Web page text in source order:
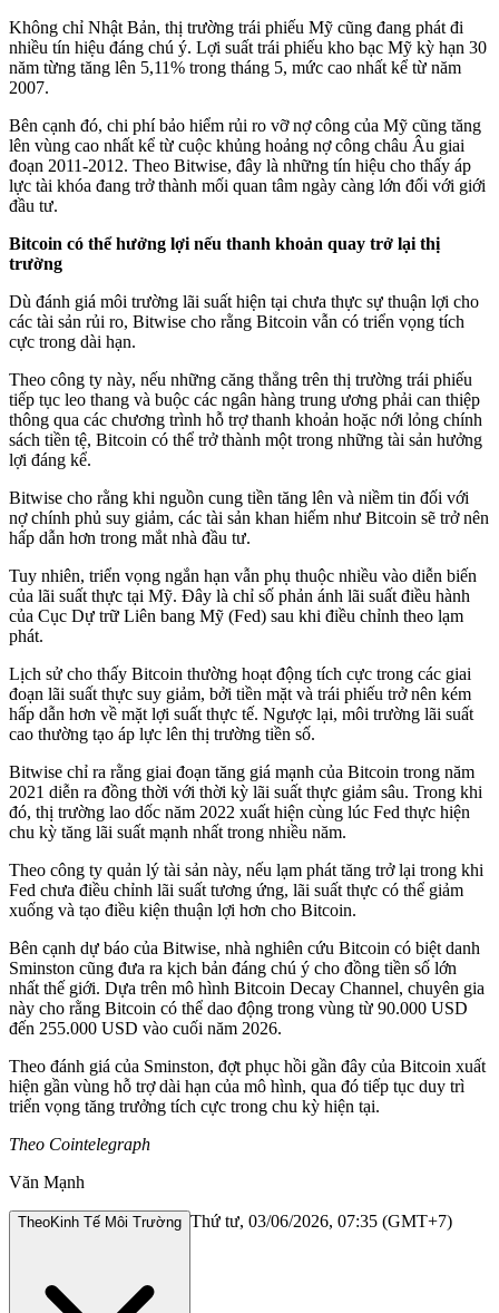
Không chỉ Nhật Bản, thị trường trái phiếu Mỹ cũng đang phát đi
nhiều tín hiệu đáng chú ý. Lợi suất trái phiếu kho bạc Mỹ kỳ hạn 30
năm từng tăng lên 5,11% trong tháng 5, mức cao nhất kể từ năm
2007.
Bên cạnh đó, chi phí bảo hiểm rủi ro vỡ nợ công của Mỹ cũng tăng
lên vùng cao nhất kể từ cuộc khủng hoảng nợ công châu Âu giai
đoạn 2011-2012. Theo Bitwise, đây là những tín hiệu cho thấy áp
lực tài khóa đang trở thành mối quan tâm ngày càng lớn đối với giới
đầu tư.
Bitcoin có thể hưởng lợi nếu thanh khoản quay trở lại thị
trường
Dù đánh giá môi trường lãi suất hiện tại chưa thực sự thuận lợi cho
các tài sản rủi ro, Bitwise cho rằng Bitcoin vẫn có triển vọng tích
cực trong dài hạn.
Theo công ty này, nếu những căng thẳng trên thị trường trái phiếu
tiếp tục leo thang và buộc các ngân hàng trung ương phải can thiệp
thông qua các chương trình hỗ trợ thanh khoản hoặc nới lỏng chính
sách tiền tệ, Bitcoin có thể trở thành một trong những tài sản hưởng
lợi đáng kể.
Bitwise cho rằng khi nguồn cung tiền tăng lên và niềm tin đối với
nợ chính phủ suy giảm, các tài sản khan hiếm như Bitcoin sẽ trở nên
hấp dẫn hơn trong mắt nhà đầu tư.
Tuy nhiên, triển vọng ngắn hạn vẫn phụ thuộc nhiều vào diễn biến
của lãi suất thực tại Mỹ. Đây là chỉ số phản ánh lãi suất điều hành
của Cục Dự trữ Liên bang Mỹ (Fed) sau khi điều chỉnh theo lạm
phát.
Lịch sử cho thấy Bitcoin thường hoạt động tích cực trong các giai
đoạn lãi suất thực suy giảm, bởi tiền mặt và trái phiếu trở nên kém
hấp dẫn hơn về mặt lợi suất thực tế. Ngược lại, môi trường lãi suất
cao thường tạo áp lực lên thị trường tiền số.
Bitwise chỉ ra rằng giai đoạn tăng giá mạnh của Bitcoin trong năm
2021 diễn ra đồng thời với thời kỳ lãi suất thực giảm sâu. Trong khi
đó, thị trường lao dốc năm 2022 xuất hiện cùng lúc Fed thực hiện
chu kỳ tăng lãi suất mạnh nhất trong nhiều năm.
Theo công ty quản lý tài sản này, nếu lạm phát tăng trở lại trong khi
Fed chưa điều chỉnh lãi suất tương ứng, lãi suất thực có thể giảm
xuống và tạo điều kiện thuận lợi hơn cho Bitcoin.
Bên cạnh dự báo của Bitwise, nhà nghiên cứu Bitcoin có biệt danh
Sminston cũng đưa ra kịch bản đáng chú ý cho đồng tiền số lớn
nhất thế giới. Dựa trên mô hình Bitcoin Decay Channel, chuyên gia
này cho rằng Bitcoin có thể dao động trong vùng từ 90.000 USD
đến 255.000 USD vào cuối năm 2026.
Theo đánh giá của Sminston, đợt phục hồi gần đây của Bitcoin xuất
hiện gần vùng hỗ trợ dài hạn của mô hình, qua đó tiếp tục duy trì
triển vọng tăng trưởng tích cực trong chu kỳ hiện tại.
Theo Cointelegraph
Văn Mạnh
TheoKinh Tế Môi Trường Thứ tư, 03/06/2026, 07:35 (GMT+7)